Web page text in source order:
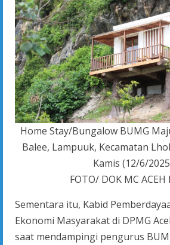
Home Stay/Bungalow BUMG
Balee, Lampuuk, Kecamatan
Kamis (12/6/
FOTO/ DOK MC ACEH
Sementara itu, Kabid
Ekonomi Masyarakat di DPMG
saat mendampingi pengurus